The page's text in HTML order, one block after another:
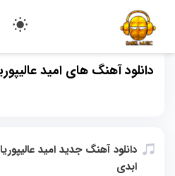
دانلود آهنگ های امید
دانلود آهنگ جدید امید
ابدی